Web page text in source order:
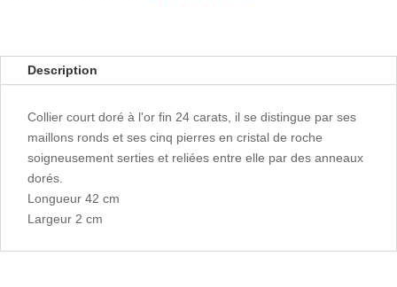
Description
Collier court doré à l'or fin 24 carats, il se distingue par ses
maillons ronds et ses cinq pierres en cristal de roche
soigneusement serties et reliées entre elle par des anneaux
dorés.
Longueur 42 cm
Largeur 2 cm